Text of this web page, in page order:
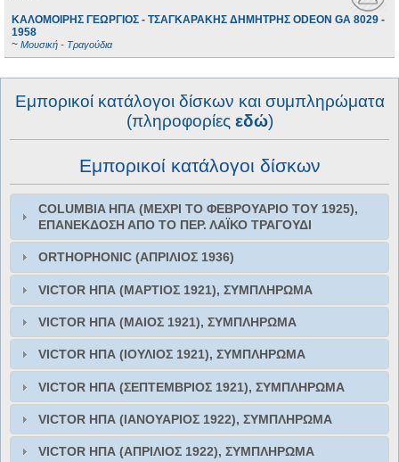
ΚΑΛΟΜΟΙΡΗΣ ΓΕΩΡΓΙΟΣ - ΤΣΑΓΚΑΡΑΚΗΣ ΔΗΜΗΤΡΗΣ ODEON GA 8029 -
1958
~ Μουσική - Τραγούδια
Εμπορικοί κατάλογοι δίσκων και συμπληρώματα
(πληροφορίες εδώ)
Εμπορικοί κατάλογοι δίσκων
COLUMBIA ΗΠΑ (ΜΕΧΡΙ ΤΟ ΦΕΒΡΟΥΑΡΙΟ ΤΟΥ 1925),
ΕΠΑΝΕΚΔΟΣΗ ΑΠO ΤΟ ΠΕΡ. ΛΑΪΚΟ ΤΡΑΓΟΥΔΙ
ORTHOPHONIC (ΑΠΡΙΛΙΟΣ 1936)
VICTOR ΗΠΑ (ΜΑΡΤΙΟΣ 1921), ΣΥΜΠΛΗΡΩΜΑ
VICTOR ΗΠΑ (ΜΑΙΟΣ 1921), ΣΥΜΠΛΗΡΩΜΑ
VICTOR ΗΠΑ (ΙΟΥΛΙΟΣ 1921), ΣΥΜΠΛΗΡΩΜΑ
VICTOR ΗΠΑ (ΣΕΠΤΕΜΒΡΙΟΣ 1921), ΣΥΜΠΛΗΡΩΜΑ
VICTOR ΗΠΑ (ΙΑΝΟΥΑΡΙΟΣ 1922), ΣΥΜΠΛΗΡΩΜΑ
VICTOR ΗΠΑ (ΑΠΡΙΛΙΟΣ 1922), ΣΥΜΠΛΗΡΩΜΑ